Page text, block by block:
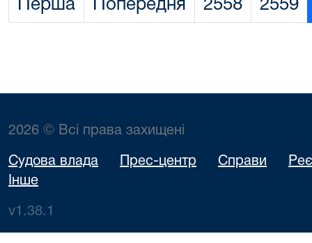
Перша Попередня 2558 2559
2026 © Всі права захищені
Судова влада Прес-центр Справи
Інше
v1.38.1